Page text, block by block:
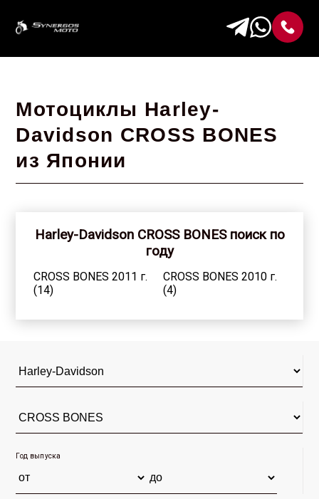
Мотоциклы Harley-
Davidson CROSS BONES
из Японии
Harley-Davidson CROSS BONES поиск по
году
CROSS BONES 2011 г.
(14)
CROSS BONES 2010 г.
(4)
(10)
(11)
Год выпуска